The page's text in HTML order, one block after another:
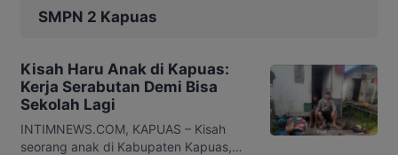
SMPN 2 Kapuas
Kisah Haru Anak di Kapuas:
Kerja Serabutan Demi Bisa
Sekolah Lagi
INTIMNEWS.COM, KAPUAS – Kisah
seorang anak di Kabupaten Kapuas,